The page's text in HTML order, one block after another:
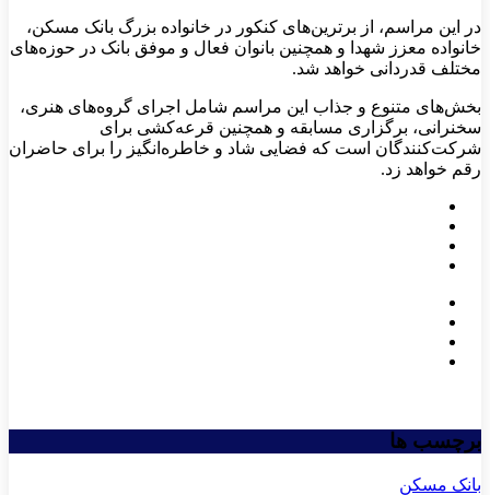
در این مراسم، از برترین‌های کنکور در خانواده بزرگ بانک مسکن،
خانواده معزز شهدا و همچنین بانوان فعال و موفق بانک در حوزه‌های
مختلف قدردانی خواهد شد.
بخش‌های متنوع و جذاب این مراسم شامل اجرای گروه‌های هنری،
سخنرانی، برگزاری مسابقه و همچنین قرعه‌کشی برای
شرکت‌کنندگان است که فضایی شاد و خاطره‌انگیز را برای حاضران
رقم خواهد زد.
برچسب ها
بانک مسکن